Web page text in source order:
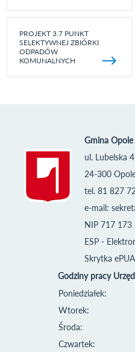
PROJEKT 3.7 PUNKT
SELEKTYWNEJ ZBIÓRKI
ODPADÓW
KOMUNALNYCH
Gmina Opole
ul. Lubelska 4
24-300
tel. 81 827
e-mail:
NIP 717 173
ESP -
Skrytka
Godziny pracy
Poniedziałek:
Wtorek:
Środa:
Czwartek: